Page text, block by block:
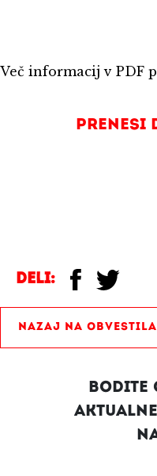
Več informacij v PDF
Prenesi
Deli:
NAZAJ NA OBVESTILA
BODITE